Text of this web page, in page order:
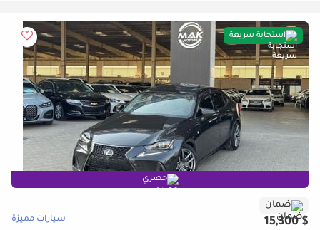
استجابة سريعة
حصري
ضمان
$ 15,300 سيارات مميزة